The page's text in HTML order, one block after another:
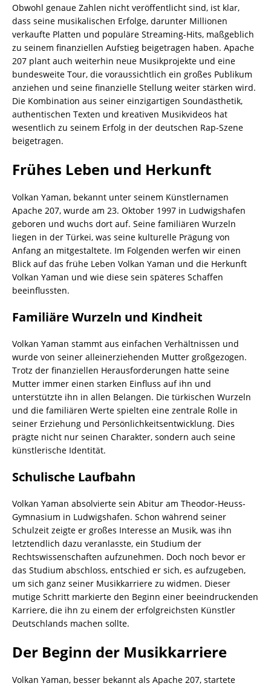
Obwohl genaue Zahlen nicht veröffentlicht sind, ist klar,
dass seine musikalischen Erfolge, darunter Millionen
verkaufte Platten und populäre Streaming-Hits, maßgeblich
zu seinem finanziellen Aufstieg beigetragen haben. Apache
207 plant auch weiterhin neue Musikprojekte und eine
bundesweite Tour, die voraussichtlich ein großes Publikum
anziehen und seine finanzielle Stellung weiter stärken wird.
Die Kombination aus seiner einzigartigen Soundästhetik,
authentischen Texten und kreativen Musikvideos hat
wesentlich zu seinem Erfolg in der deutschen Rap-Szene
beigetragen.
Frühes Leben und Herkunft
Volkan Yaman, bekannt unter seinem Künstlernamen
Apache 207, wurde am 23. Oktober 1997 in Ludwigshafen
geboren und wuchs dort auf. Seine familiären Wurzeln
liegen in der Türkei, was seine kulturelle Prägung von
Anfang an mitgestaltete. Im Folgenden werfen wir einen
Blick auf das frühe Leben Volkan Yaman und die Herkunft
Volkan Yaman und wie diese sein späteres Schaffen
beeinflussten.
Familiäre Wurzeln und Kindheit
Volkan Yaman stammt aus einfachen Verhältnissen und
wurde von seiner alleinerziehenden Mutter großgezogen.
Trotz der finanziellen Herausforderungen hatte seine
Mutter immer einen starken Einfluss auf ihn und
unterstützte ihn in allen Belangen. Die türkischen Wurzeln
und die familiären Werte spielten eine zentrale Rolle in
seiner Erziehung und Persönlichkeitsentwicklung. Dies
prägte nicht nur seinen Charakter, sondern auch seine
künstlerische Identität.
Schulische Laufbahn
Volkan Yaman absolvierte sein Abitur am Theodor-Heuss-
Gymnasium in Ludwigshafen. Schon während seiner
Schulzeit zeigte er großes Interesse an Musik, was ihn
letztendlich dazu veranlasste, ein Studium der
Rechtswissenschaften aufzunehmen. Doch noch bevor er
das Studium abschloss, entschied er sich, es aufzugeben,
um sich ganz seiner Musikkarriere zu widmen. Dieser
mutige Schritt markierte den Beginn einer beeindruckenden
Karriere, die ihn zu einem der erfolgreichsten Künstler
Deutschlands machen sollte.
Der Beginn der Musikkarriere
Volkan Yaman, besser bekannt als Apache 207, startete